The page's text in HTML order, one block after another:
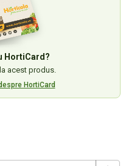
HortiCard?
acest produs.
HortiCard